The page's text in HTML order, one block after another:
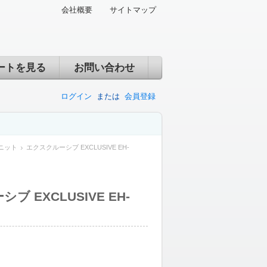
会社概要 サイトマップ
トを見る お問い合わせ
ログイン または 会員登録
ット エクスクルーシブ EXCLUSIVE EH-
ブ EXCLUSIVE EH-